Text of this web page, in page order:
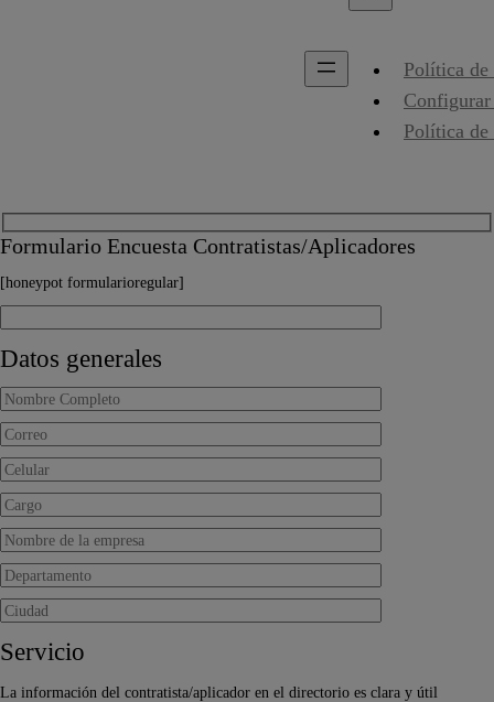
Política de
Política
Formulario Encuesta Contratistas/Aplicadores
[honeypot formularioregular]
Datos generales
Servicio
La información del contratista/aplicador en el directorio es clara y útil